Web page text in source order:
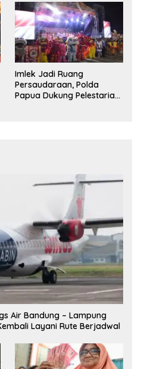
Duta Besar
Imlek Jadi Ruang
Persaudaraan, Polda
Papua Dukung Pelestarian
Air Bandung – Lampung
Layani Rute Berjadwal